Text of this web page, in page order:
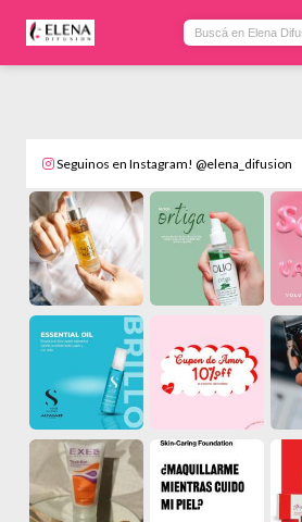
Seguinos en Instagram! @elena_difusion